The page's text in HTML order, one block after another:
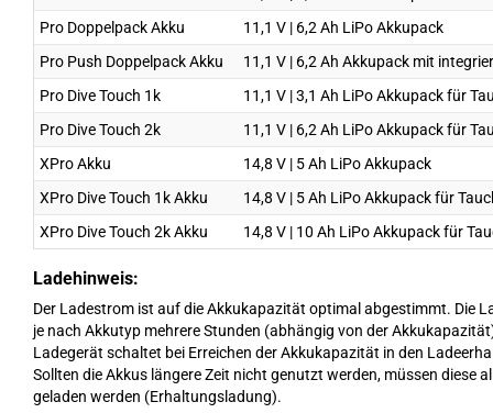
Pro Doppelpack Akku
11,1 V | 6,2 Ah LiPo Akkupack
Pro Push Doppelpack Akku
11,1 V | 6,2 Ah Akkupack mit
Pro Dive Touch 1k
11,1 V | 3,1 Ah LiPo Akkupack für
Pro Dive Touch 2k
11,1 V | 6,2 Ah LiPo Akkupack für
XPro Akku
14,8 V | 5 Ah LiPo Akkupack
XPro Dive Touch 1k Akku
14,8 V | 5 Ah LiPo Akkupack für
XPro Dive Touch 2k Akku
14,8 V | 10 Ah LiPo Akkupack für
Ladehinweis:
Der Ladestrom ist auf die Akkukapazität optimal abgestimmt. Die
je nach Akkutyp mehrere Stunden (abhängig von der
Ladegerät schaltet bei Erreichen der Akkukapazität in den
Sollten die Akkus längere Zeit nicht genutzt werden, müssen diese
geladen werden (Erhaltungsladung).